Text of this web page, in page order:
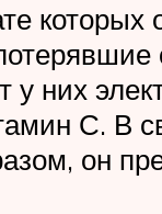
которых
них
С. В
он